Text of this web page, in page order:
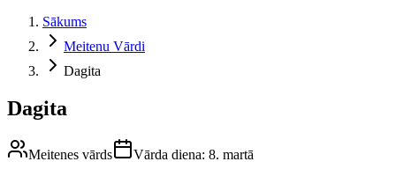
Sākums
Meitenu Vārdi
Dagita
Dagita
Meitenes vārds Vārda diena: 8. martā